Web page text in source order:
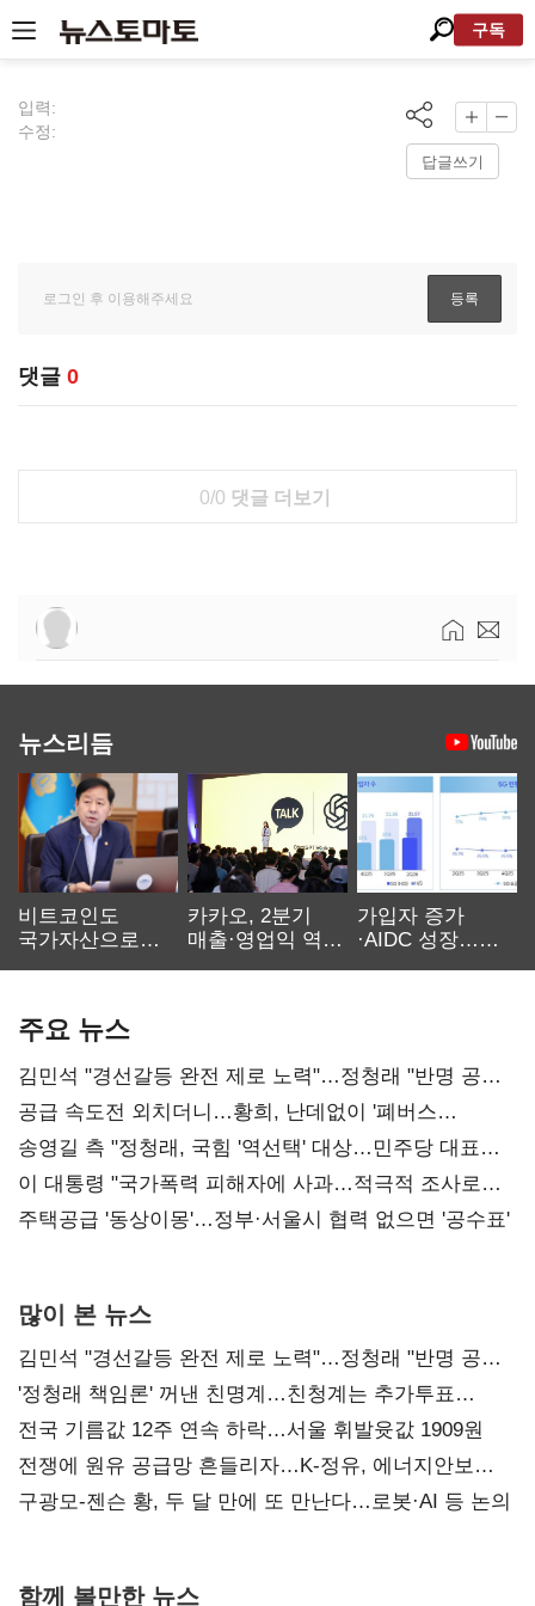
구독
입력:
수정:
답글쓰기
댓글 0
0/0 댓글 더보기
뉴스리듬
비트코인도
국가자산으로…'
카카오, 2분기
매출·영업익 역대
가입자 증가
·AIDC 성장…
주요 뉴스
김민석 "경선갈등 완전 제로 노력"…정청래 "반명 공세
사과부터"
공급 속도전 외치더니…황희, 난데없이 '폐버스
리모델링' 제안
송영길 측 "정청래, 국힘 '역선택' 대상…민주당 대표로
총선 지휘 못해"
이 대통령 "국가폭력 피해자에 사과…적극적 조사로
진실 밝혀야"
주택공급 '동상이몽'…정부·서울시 협력 없으면 '공수표'
많이 본 뉴스
김민석 "경선갈등 완전 제로 노력"…정청래 "반명 공세
사과부터"
'정청래 책임론' 꺼낸 친명계…친청계는 추가투표
때리기
전국 기름값 12주 연속 하락…서울 휘발윳값 1909원
전쟁에 원유 공급망 흔들리자…K-정유, 에너지안보
핵심으로 재부상
구광모-젠슨 황, 두 달 만에 또 만난다…로봇·AI 등 논의
함께 볼만한 뉴스